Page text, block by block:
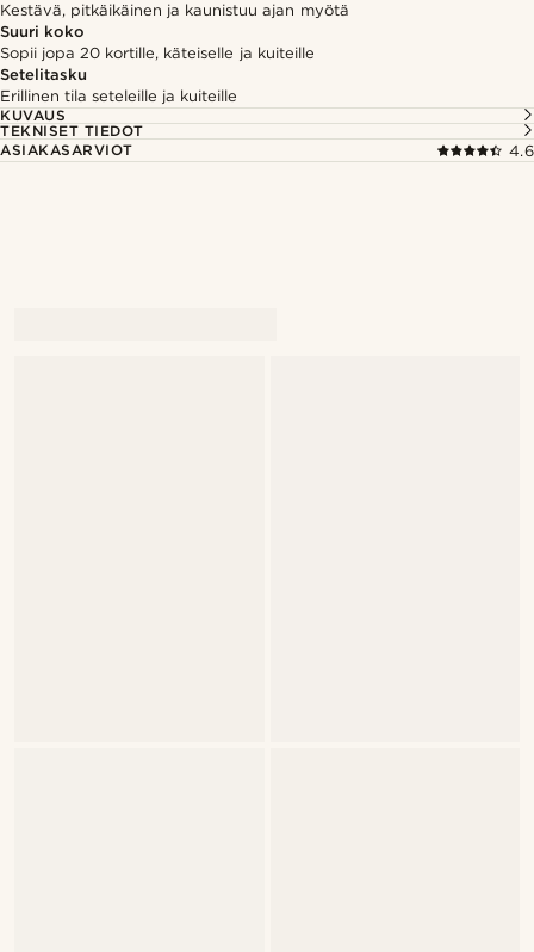
Kestävä, pitkäikäinen ja kaunistuu ajan myötä
Suuri koko
Sopii jopa 20 kortille, käteiselle ja kuiteille
Setelitasku
Erillinen tila seteleille ja kuiteille
KUVAUS
TEKNISET TIEDOT
ASIAKASARVIOT
4.6